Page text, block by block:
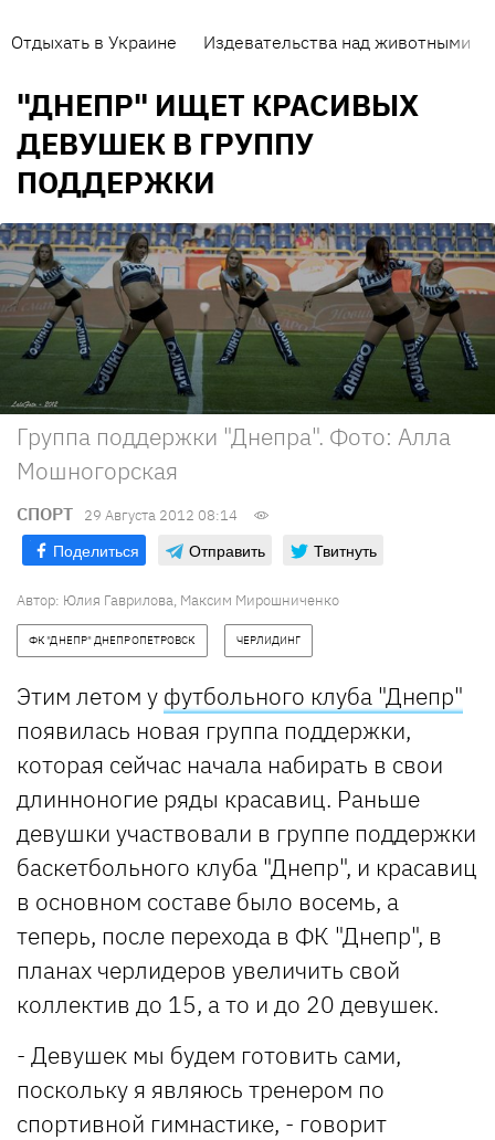
Отдыхать в Украине Издевательства над животными
"ДНЕПР" ИЩЕТ КРАСИВЫХ
ДЕВУШЕК В ГРУППУ
ПОДДЕРЖКИ
Группа поддержки "Днепра". Фото: Алла
Мошногорская
СПОРТ 29 Августа 2012 08:14
Поделиться Отправить Твитнуть
Автор: Юлия Гаврилова, Максим Мирошниченко
ФК "ДНЕПР" ДНЕПРОПЕТРОВСК ЧЕРЛИДИНГ
Этим летом у футбольного клуба "Днепр"
появилась новая группа поддержки,
которая сейчас начала набирать в свои
длинноногие ряды красавиц. Раньше
девушки участвовали в группе поддержки
баскетбольного клуба "Днепр", и красавиц
в основном составе было восемь, а
теперь, после перехода в ФК "Днепр", в
планах черлидеров увеличить свой
коллектив до 15, а то и до 20 девушек.
- Девушек мы будем готовить сами,
поскольку я являюсь тренером по
спортивной гимнастике, - говорит